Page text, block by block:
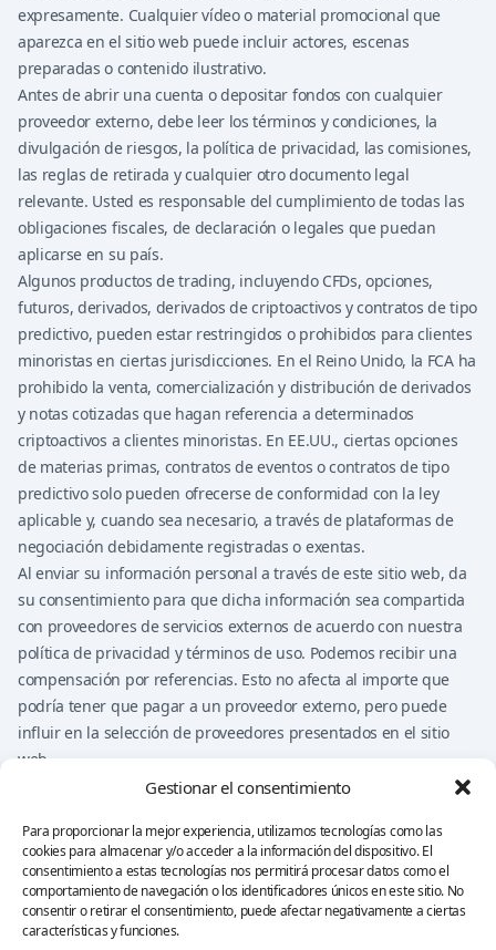
Gestionar el consentimiento
Para proporcionar la mejor experiencia, utilizamos tecnologías como las
cookies para almacenar y/o acceder a la información del dispositivo. El
consentimiento a estas tecnologías nos permitirá procesar datos como el
comportamiento de navegación o los identificadores únicos en este sitio. No
consentir o retirar el consentimiento, puede afectar negativamente a ciertas
características y funciones.
expresamente. Cualquier vídeo o material promocional que
aparezca en el sitio web puede incluir actores, escenas
preparadas o contenido ilustrativo.
Antes de abrir una cuenta o depositar fondos con cualquier
proveedor externo, debe leer los términos y condiciones, la
divulgación de riesgos, la política de privacidad, las comisiones,
las reglas de retirada y cualquier otro documento legal
relevante. Usted es responsable del cumplimiento de todas las
obligaciones fiscales, de declaración o legales que puedan
aplicarse en su país.
Algunos productos de trading, incluyendo CFDs, opciones,
futuros, derivados, derivados de criptoactivos y contratos de tipo
predictivo, pueden estar restringidos o prohibidos para clientes
minoristas en ciertas jurisdicciones. En el Reino Unido, la FCA ha
prohibido la venta, comercialización y distribución de derivados
y notas cotizadas que hagan referencia a determinados
criptoactivos a clientes minoristas. En EE.UU., ciertas opciones
de materias primas, contratos de eventos o contratos de tipo
predictivo solo pueden ofrecerse de conformidad con la ley
aplicable y, cuando sea necesario, a través de plataformas de
negociación debidamente registradas o exentas.
Al enviar su información personal a través de este sitio web, da
su consentimiento para que dicha información sea compartida
con proveedores de servicios externos de acuerdo con nuestra
política de privacidad y términos de uso. Podemos recibir una
compensación por referencias. Esto no afecta al importe que
podría tener que pagar a un proveedor externo, pero puede
influir en la selección de proveedores presentados en el sitio
web.
Nada de lo que aparece en este sitio web debe considerarse
recomendación de compra, venta o negociación de ningún
producto financiero. Usted sigue siendo el único responsable de
sus propias decisiones.